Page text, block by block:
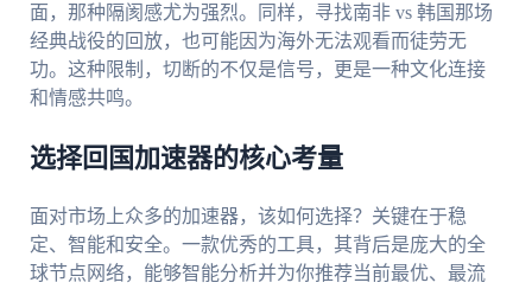
面，那种隔阂感尤为强烈。同样，寻找南非 vs 韩国那场
经典战役的回放，也可能因为海外无法观看而徒劳无
功。这种限制，切断的不仅是信号，更是一种文化连接
和情感共鸣。
选择回国加速器的核心考量
面对市场上众多的加速器，该如何选择？关键在于稳
定、智能和安全。一款优秀的工具，其背后是庞大的全
球节点网络，能够智能分析并为你推荐当前最优、最流